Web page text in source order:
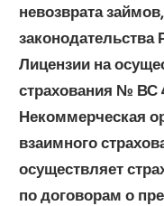
невозврата
Лицензии на
страхования № ВС
Некоммерческая
взаимного
осуществляет
по договорам о